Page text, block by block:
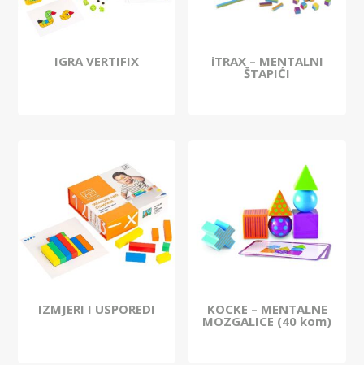
IGRA VERTIFIX iTRAX – MENTALNI
ŠTAPIĆI
IZMJERI I USPOREDI KOCKE – MENTALNE
MOZGALICE (40 kom)